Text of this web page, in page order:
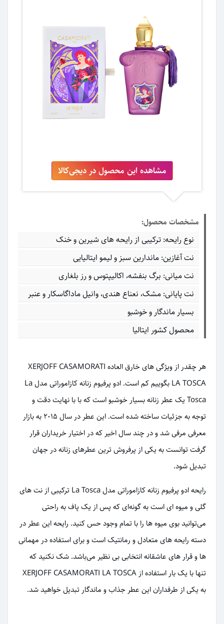
مشاهده این محصول در دیجی‌کالا
مشخصات محصول:
نوع رایحه: ترکیبی از رایحه های شیرین و خنک
نت آغازین: ماندارین سبز و لیمو ایتالیایی
نت میانی: برگ بنفشه، اکالیپتوس و رز بلغاری
نت پایانی: مشک، نعناع هندی، وانیل ماداگاسکار و عنبر
بسیار ماندگار و خوشبو
محصول کشور ایتالیا
هر چقدر از ویژگی های خارق العاده XERJOFF CASAMORATI
LA TOSCA بگوییم کم است. ادو پرفیوم زنانه کازاموراتی مدل La
Tosca یک عطر زنانه بسیار خوشبو است که با با نهایت دقت و
توجه به جزئیات ساخته شده است. این عطر در سال 2015 به بازار
معرفی مرفی شد و در چند سال اخیر که در اختیار خریداران قرار
گرفت توانست به یکی از پرفروش ترین عطرهای زنانه در جهان
تبدیل شود.
رایحه ادو پرفیوم زنانه کازاموراتی مدل La Tosca ترکیبی از نت های
گلی و میوه ای است به گونه‌ای که پس از یک پاف به راحتی
می‌توانید بوی میوه ها را با تمام وجود حس کنید. رایحه این عطر در
دسته رایحه های متعادل و رمانتیک است و برای استفاده در مهمانی
ها و قرار های عاشقانه انتخابی بی نظیر می‌باشد. شک نکنید که
تنها با یک بار استفاده از XERJOFF CASAMORATI LA TOSCA
به یکی از طرفداران این عطر جذاب و ماندگار تبدیل خواهید شد.